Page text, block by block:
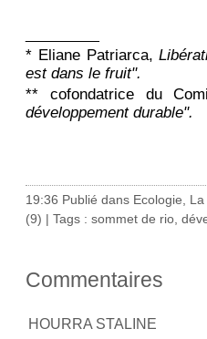
* Eliane Patriarca,
est dans le fruit".
** cofondatrice du
développement durable".
19:36 Publié dans Ecologie
(9) | Tags : sommet de rio
Commentaires
HOURRA STALINE